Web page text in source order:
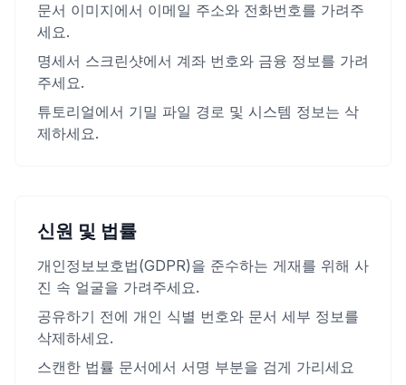
문서 이미지에서 이메일 주소와 전화번호를 가려주
세요.
명세서 스크린샷에서 계좌 번호와 금융 정보를 가려
주세요.
튜토리얼에서 기밀 파일 경로 및 시스템 정보는 삭
제하세요.
신원 및 법률
개인정보보호법(GDPR)을 준수하는 게재를 위해 사
진 속 얼굴을 가려주세요.
공유하기 전에 개인 식별 번호와 문서 세부 정보를
삭제하세요.
스캔한 법률 문서에서 서명 부분을 검게 가리세요